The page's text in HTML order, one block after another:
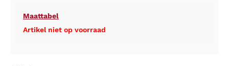
Maattabel
Artikel niet op voorraad